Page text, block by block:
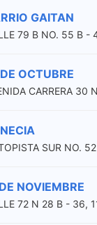
GAITAN
79 B NO. 55 B -
OCTUBRE
CARRERA 30
SUR NO.
NOVIEMBRE
72 N 28 B - 36,